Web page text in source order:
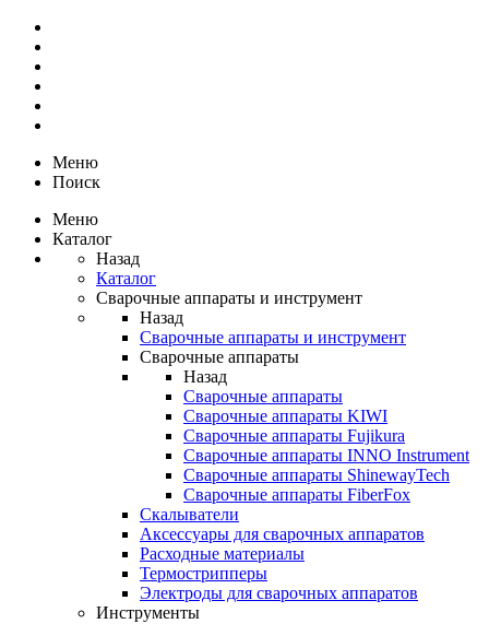
Меню
Поиск
Меню
Каталог
Назад
Каталог
Сварочные аппараты и инструмент
Назад
Сварочные аппараты и инструмент
Сварочные аппараты
Назад
Сварочные аппараты
Сварочные аппараты KIWI
Сварочные аппараты Fujikura
Сварочные аппараты INNO Instrument
Сварочные аппараты ShinewayTech
Cварочные аппараты FiberFox
Скалыватели
Аксессуары для сварочных аппаратов
Расходные материалы
Термострипперы
Электроды для сварочных аппаратов
Инструменты